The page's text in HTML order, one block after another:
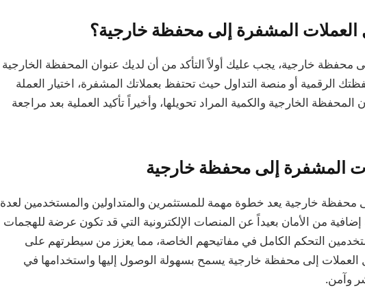
المشفرة إلى محفظة خارجية؟
محفظة خارجية، يجب عليك أولاً التأكد من أن لديك عنوان المحفظة الخارجية
الرقمية أو منصة التداول حيث تحتفظ بعملاتك المشفرة، اختيار العملة
المحفظة الخارجية والكمية المراد تحويلها، وأخيراً تأكيد العملية بعد مراجعة
المشفرة إلى محفظة خارجية
محفظة خارجية يعد خطوة مهمة للمستثمرين والمتداولين والمستخدمين لعدة
من الأمان بعيداً عن المنصات الإلكترونية التي قد تكون عرضة للهجمات
التحكم الكامل في مفاتيحهم الخاصة، مما يعزز من سيطرتهم على
العملات إلى محفظة خارجية يسمح بسهولة الوصول إليها واستخدامها في
وآمن.